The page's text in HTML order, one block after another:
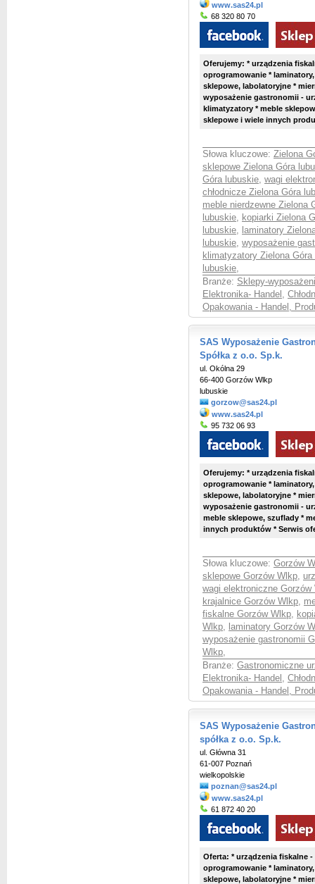
www.sas24.pl
68 320 80 70
Oferujemy: * urządzenia
oprogramowanie *
sklepowe, labolatoryjne *
wyposażenie gastronomii -
klimatyzatory * meble
sklepowe i wiele innych
Słowa kluczowe: Zielona
sklepowe Zielona Góra
Góra lubuskie, wagi
chłodnicze Zielona Góra
meble nierdzewne Zielona
lubuskie, kopiarki Zielona
lubuskie, laminatory
lubuskie, wyposażenie
klimatyzatory Zielona Góra
lubuskie,
Branże: Sklepy-
Elektronika- Handel ,
Opakowania - Handel,
SAS Wyposażenie
Spółka z o.o. Sp.k.
ul. Okólna 29
66-400 Gorzów Wlkp
lubuskie
gorzow@sas24.pl
www.sas24.pl
95 732 06 93
Oferujemy: * urządzenia
oprogramowanie *
sklepowe, labolatoryjne *
wyposażenie gastronomii -
meble sklepowe, szuflady *
innych produktów * Serwis
Słowa kluczowe: Gorzów
sklepowe Gorzów Wlkp,
wagi elektroniczne Gorzów
krajalnice Gorzów Wlkp,
fiskalne Gorzów Wlkp,
Wlkp, laminatory Gorzów
wyposażenie gastronomii
Wlkp,
Branże: Gastronomiczne
Elektronika- Handel ,
Opakowania - Handel,
SAS Wyposażenie
spółka z o.o. Sp.k.
ul. Główna 31
61-007 Poznań
wielkopolskie
poznan@sas24.pl
www.sas24.pl
61 872 40 20
Oferta: * urządzenia fiskalne
oprogramowanie *
sklepowe, labolatoryjne *